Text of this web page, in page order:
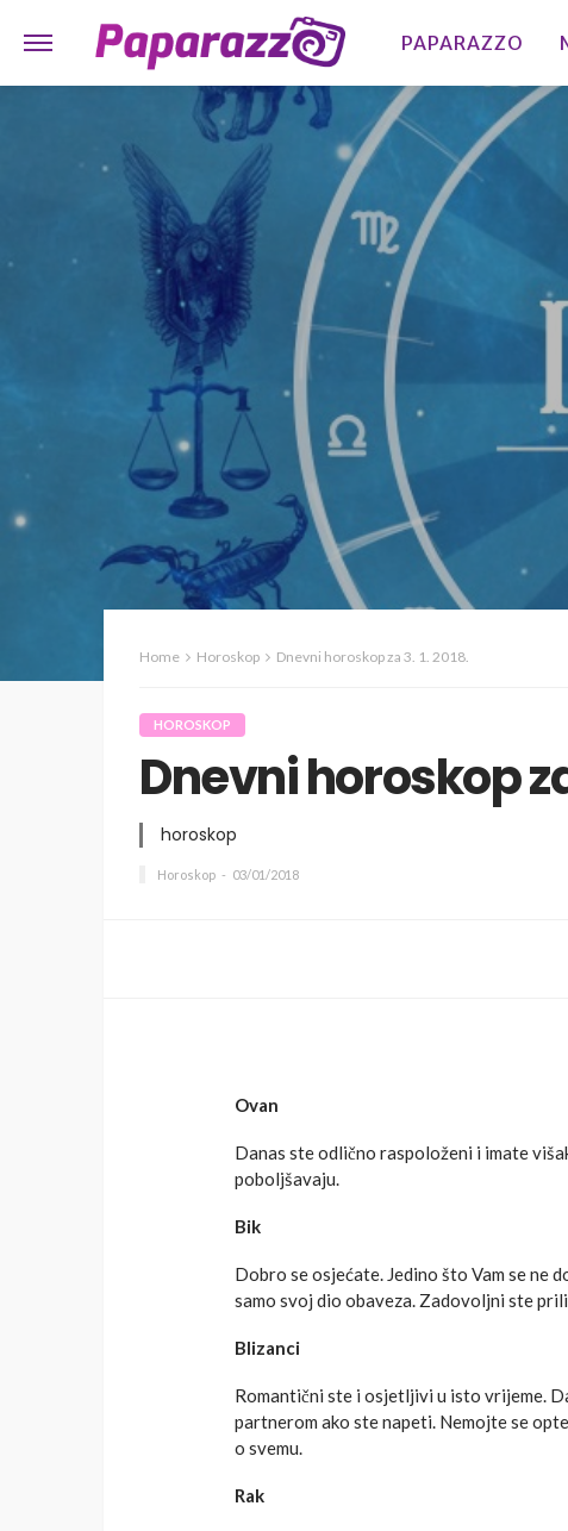
PAPARAZZO
Home Horoskop Dnevni horoskop za 3. 1. 2018.
HOROSKOP
Dnevni horoskop
horoskop
Horoskop 03/01/2018
Ovan
Danas ste odlično raspoloženi i imate
poboljšavaju.
Bik
Dobro se osjećate. Jedino što Vam se ne
samo svoj dio obaveza. Zadovoljni ste
Blizanci
Romantični ste i osjetljivi u isto vrijeme.
partnerom ako ste napeti. Nemojte se
o svemu.
Rak